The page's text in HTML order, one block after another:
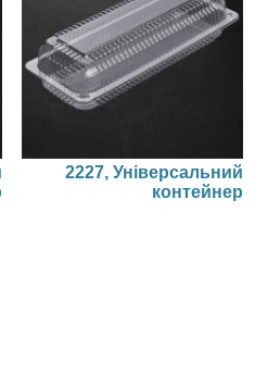
2227, Універсальний
контейнер